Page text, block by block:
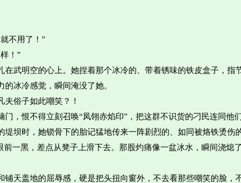
不用了！”
！”
在武明空的心上。她捏着那个冰冷的、带着锈味的铁皮盒子，指
冰冷感觉，瞬间淹没了她。
俗子如此嘲笑？！
，恨不得立刻召唤“凤翎赤焰印”，把这群不识货的刁民连同他
堤坝时，她锁骨下的胎记猛地传来一阵剧烈的、如同被烙铁烫伤
前一黑，差点从凳子上滑下去。那股灼痛像一盆冰水，瞬间浇熄
铺天盖地的屈辱感，硬是把头扭向窗外，不去看那些嘲笑的脸，